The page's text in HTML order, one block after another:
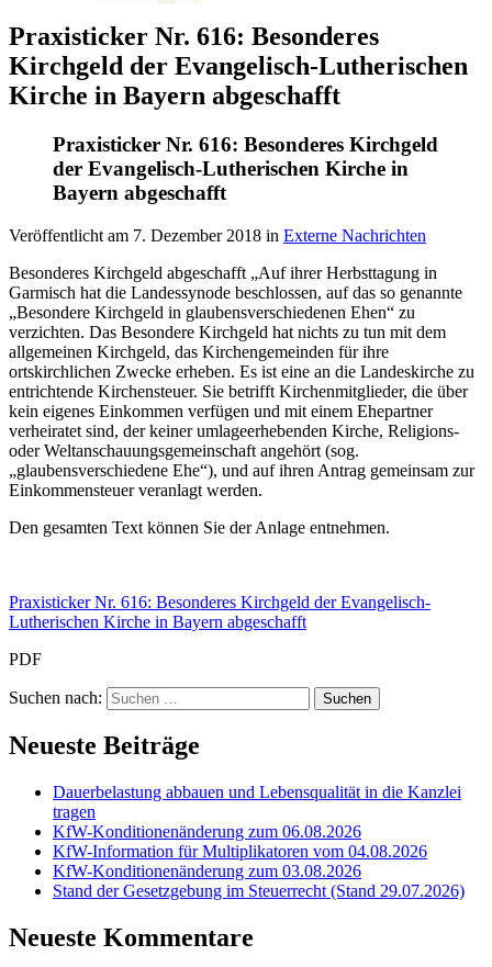
Praxisticker Nr. 616: Besonderes
Kirchgeld der Evangelisch-Lutherischen
Kirche in Bayern abgeschafft
Praxisticker Nr. 616: Besonderes Kirchgeld
der Evangelisch-Lutherischen Kirche in
Bayern abgeschafft
Veröffentlicht am 7. Dezember 2018 in Externe Nachrichten
Besonderes Kirchgeld abgeschafft „Auf ihrer Herbsttagung in
Garmisch hat die Landessynode beschlossen, auf das so genannte
„Besondere Kirchgeld in glaubensverschiedenen Ehen“ zu
verzichten. Das Besondere Kirchgeld hat nichts zu tun mit dem
allgemeinen Kirchgeld, das Kirchengemeinden für ihre
ortskirchlichen Zwecke erheben. Es ist eine an die Landeskirche zu
entrichtende Kirchensteuer. Sie betrifft Kirchenmitglieder, die über
kein eigenes Einkommen verfügen und mit einem Ehepartner
verheiratet sind, der keiner umlageerhebenden Kirche, Religions-
oder Weltanschauungsgemeinschaft angehört (sog.
„glaubensverschiedene Ehe“), und auf ihren Antrag gemeinsam zur
Einkommensteuer veranlagt werden.
Den gesamten Text können Sie der Anlage entnehmen.
Praxisticker Nr. 616: Besonderes Kirchgeld der Evangelisch-
Lutherischen Kirche in Bayern abgeschafft
PDF
Suchen nach:
Neueste Beiträge
Dauerbelastung abbauen und Lebensqualität in die Kanzlei
tragen
KfW-Konditionenänderung zum 06.08.2026
KfW-Information für Multiplikatoren vom 04.08.2026
KfW-Konditionenänderung zum 03.08.2026
Stand der Gesetzgebung im Steuerrecht (Stand 29.07.2026)
Neueste Kommentare